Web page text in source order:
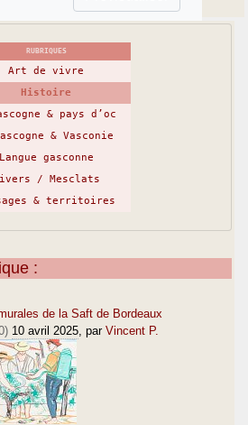
RUBRIQUES
Art de vivre
Histoire
& pays d’oc
& Vasconie
Langue gasconne
/ Mesclats
& territoires
:
de la Saft de Bordeaux
10 avril 2025, par Vincent P.